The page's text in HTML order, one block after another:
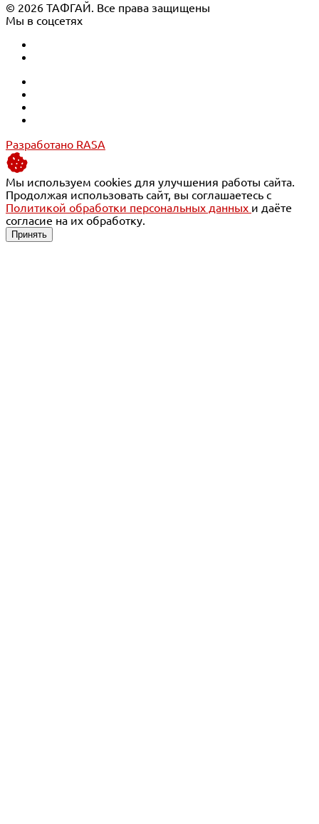
© 2026 ТАФГАЙ. Все права защищены
Мы в соцсетях
Разработано RASA
Мы используем cookies для улучшения работы сайта.
Продолжая использовать сайт, вы соглашаетесь с
Политикой обработки персональных данных и даёте
согласие на их обработку.
Принять